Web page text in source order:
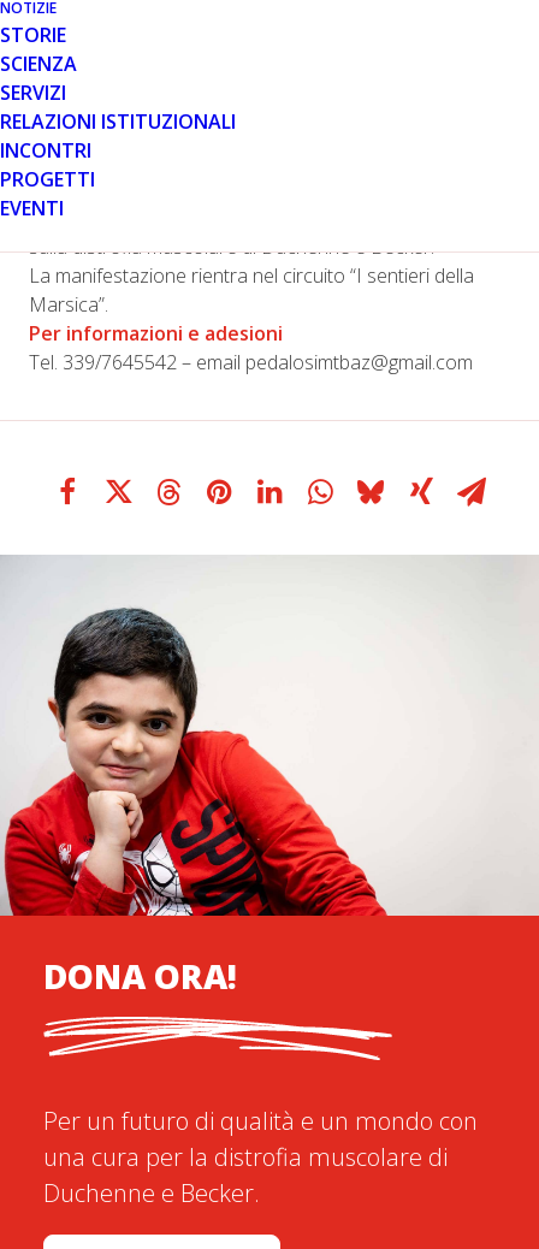
NOTIZIE
STORIE
SCIENZA
SERVIZI
RELAZIONI ISTITUZIONALI
INCONTRI
PROGETTI
EVENTI
e Becker.
L’evento è organizzato da Avezzano Cycling Team, I
Pedalosi, Parent Project onlus ed Amici di Denis, con il
patrocinio del Comune di Avezzano. Il ritrovo sarà alle
ore 8.30 presso il Bike Park MTB del paese. Sarà
possibile scegliere tra due percorsi di diversa durata.
La quota di partecipazione (10 euro) sarà destinata a
Parent Project onlus, a sostegno della ricerca scientifica
sulla distrofia muscolare di Duchenne e Becker.
La manifestazione rientra nel circuito “I sentieri della
Marsica”.
Per informazioni e adesioni
Tel. 339/7645542 – email pedalosimtbaz@gmail.com
DONA ORA!
Per un futuro di qualità e un mondo con
una cura per la distrofia muscolare di
Duchenne e Becker.